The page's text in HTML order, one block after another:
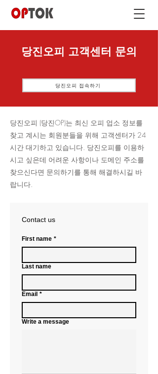
당진오피 고객센터 문의
당진오피 접속하기
당진오피 (당진OP)는 최신 오피 업소 정보를
찾고 계시는 회원분들을 위해 고객센터가 24
시간 대기하고 있습니다. ​당진오피를 이용하
시고 싶은데 어려운 사항이나 도메인 주소를
찾으신다면 문의하기를 통해 해결하시길 바
랍니다.
Contact us
First name *
Last name
Email *
Write a message